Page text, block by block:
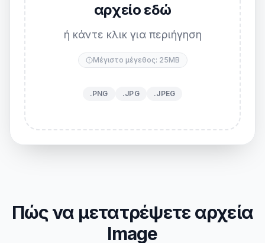
αρχείο εδώ
ή κάντε κλικ για περιήγηση
Μέγιστο μέγεθος: 25MB
.PNG .JPG .JPEG
Πώς να μετατρέψετε αρχεία
Image